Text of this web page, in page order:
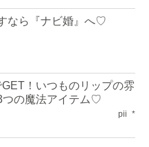
なら『ナビ婚』へ♡
！いつものリップの雰
つの魔法アイテム♡
pii_*